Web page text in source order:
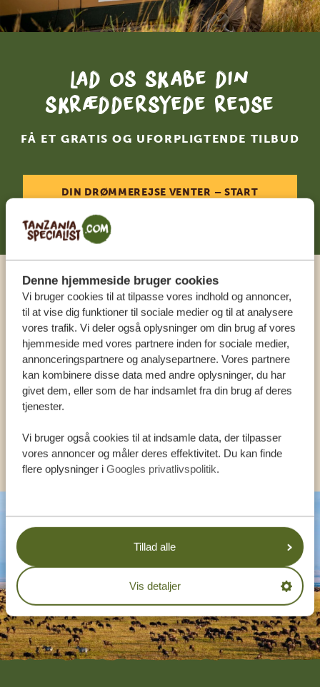
Denne hjemmeside bruger cookies
Vi bruger cookies til at tilpasse vores indhold og annoncer,
til at vise dig funktioner til sociale medier og til at analysere
vores trafik. Vi deler også oplysninger om din brug af vores
hjemmeside med vores partnere inden for sociale medier,
annonceringspartnere og analysepartnere. Vores partnere
kan kombinere disse data med andre oplysninger, du har
givet dem, eller som de har indsamlet fra din brug af deres
tjenester.
Vi bruger også cookies til at indsamle data, der tilpasser
vores annoncer og måler deres effektivitet. Du kan finde
flere oplysninger i Googles privatlivspolitik.
Tillad alle
Vis detaljer
Lad os skabe din
skræddersyede rejse
FÅ ET GRATIS OG UFORPLIGTENDE TILBUD
DIN DRØMMEREJSE VENTER – START
PLANLÆGNINGEN NU
Ring til en ekspert
VORES SPECIALISTER SIDDER KLAR TIL AT
HJÆLPE DIG
KONTAKT OS
Footer